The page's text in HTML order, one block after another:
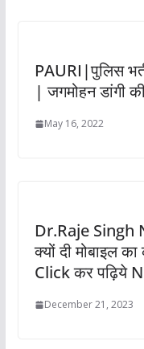
PAURI|पुलिस
| जगमोहन डांगी की
May 16, 2022
Dr.Raje Singh
क्यों दी मोबाइल
Click कर पढ़िये
December 21, 2023